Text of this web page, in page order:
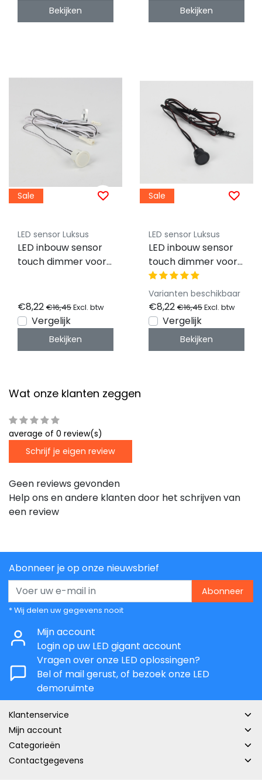
Bekijken Bekijken
Sale
LED sensor Luksus
LED inbouw sensor
touch dimmer voor
WIT
€8,22 €16,45Excl. btw
Vergelijk
Bekijken
Sale
LED sensor Luksus
LED inbouw sensor
touch dimmer voor
enkel kleurige LED
strips - STD004A
ZWART
Varianten beschikbaar
€8,22 €16,45Excl. btw
Vergelijk
Bekijken
Wat onze klanten zeggen
average of 0 review(s)
Schrijf je eigen review
Geen reviews gevonden
Help ons en andere klanten door het schrijven van
een review
Abonneer je op onze nieuwsbrief
Abonneer
* Wij delen uw gegevens nooit
Mijn account
Login op uw LED gigant account
Vragen over onze LED oplossingen?
Bel of mail gerust, of bezoek onze LED
demoruimte
Klantenservice
Mijn account
Categorieën
Contactgegevens